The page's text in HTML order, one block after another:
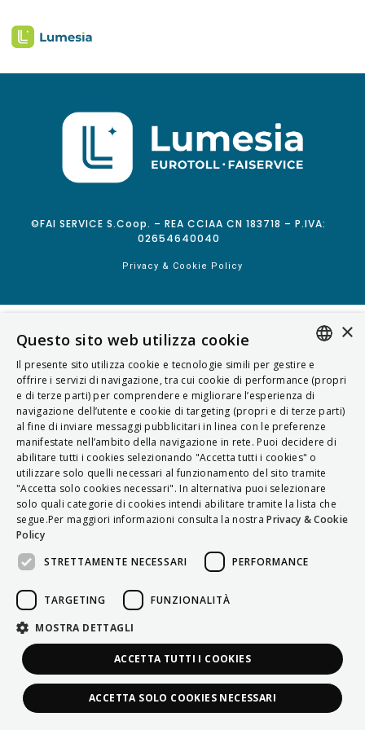
©FAI SERVICE S.Coop. – REA CCIAA CN 183718 – P.IVA:
02654640040
Privacy & Cookie Policy
ITALIAN
ENGLISH
FRENCH
HUNGARIAN
DEUTSCH
POLSKI
PORTUGUÊS
×
Questo sito web utilizza cookie
Il presente sito utilizza cookie e tecnologie simili per gestire e
offrire i servizi di navigazione, tra cui cookie di performance (propri
e di terze parti) per comprendere e migliorare l’esperienza di
navigazione dell’utente e cookie di targeting (propri e di terze parti)
al fine di inviare messaggi pubblicitari in linea con le preferenze
manifestate nell’ambito della navigazione in rete. Puoi decidere di
abilitare tutti i cookies selezionando "Accetta tutti i cookies" o
utilizzare solo quelli necessari al funzionamento del sito tramite
"Accetta solo cookies necessari". In alternativa puoi selezionare
solo quali categorie di cookies intendi abilitare tramite la lista che
segue.Per maggiori informazioni consulta la nostra Privacy & Cookie
Policy
STRETTAMENTE NECESSARI
PERFORMANCE
TARGETING FUNZIONALITÀ
MOSTRA DETTAGLI
ACCETTA TUTTI I COOKIES
ACCETTA SOLO COOKIES NECESSARI